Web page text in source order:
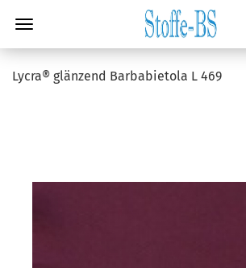
Lycra® glänzend Barbabietola L 469